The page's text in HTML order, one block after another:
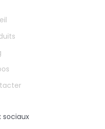
sociaux